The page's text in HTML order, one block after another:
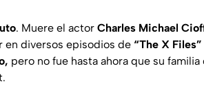
. Muere el actor Charles Michael
en diversos episodios de “The X
pero no fue hasta ahora que su